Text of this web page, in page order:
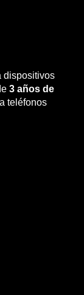
dispositivos
3 años de
teléfonos